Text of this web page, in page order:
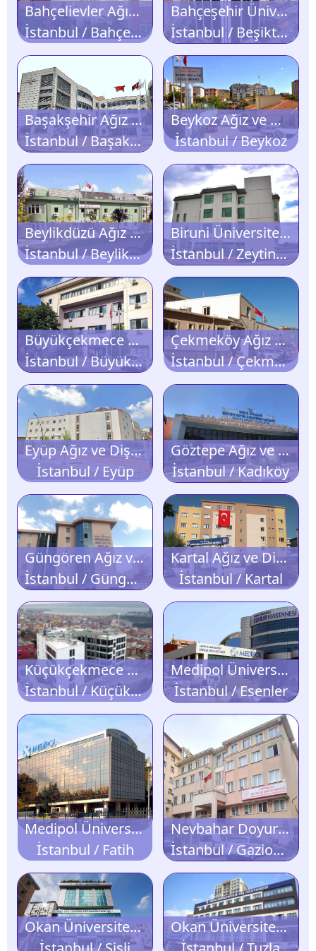
Bahçelievler Ağız ve Diş Sağlığı Merkezi
İstanbul / Bahçelievler
Bahçeşehir Üniversitesi Ağız ve Diş Sağlığı Hastanesi
İstanbul / Beşiktaş
Başakşehir Ağız ve Diş Sağlığı Merkezi
İstanbul / Başakşehir
Beykoz Ağız ve Diş Sağlığı Merkezi
İstanbul / Beykoz
Beylikdüzü Ağız ve Diş Sağlığı Merkezi
İstanbul / Beylikdüzü
Biruni Üniversitesi Diş Hastanesi
İstanbul / Zeytinburnu
Büyükçekmece Ağız ve Diş Sağlığı Merkezi
İstanbul / Büyükçekmece
Çekmeköy Ağız ve Diş Sağlığı Merkezi
İstanbul / Çekmeköy
Eyüp Ağız ve Diş Sağlığı Merkezi
İstanbul / Eyüp
Göztepe Ağız ve Diş Sağlığı Merkezi
İstanbul / Kadıköy
Güngören Ağız ve Diş Sağlığı Merkezi
İstanbul / Güngören
Kartal Ağız ve Diş Sağlığı Merkezi
İstanbul / Kartal
Küçükçekmece Ağız ve Diş Sağlığı Hastanesi
İstanbul / Küçükçekmece
Medipol Üniversitesi Esenler Diş Hastanesi
İstanbul / Esenler
Medipol Üniversitesi Unkapanı Diş Hastanesi
İstanbul / Fatih
Nevbahar Doyuran Diş Tedavi ve Protez Merkezi
İstanbul / Gaziosmanpaşa
Okan Üniversitesi Mecidiyeköy Diş Hastanesi
Okan Üniversitesi Tuzla Diş Hastanesi